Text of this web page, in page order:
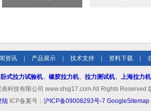
资讯 产品展示 技术支持 资料下载
卧式拉力试验机、 橡胶拉力机、 拉力测试机、 上海拉力机
科技有限公司 www.shqj17.com All Rights Reserved
陆 ICP备案号： 沪ICP备09008293号-7 GoogleSitemap